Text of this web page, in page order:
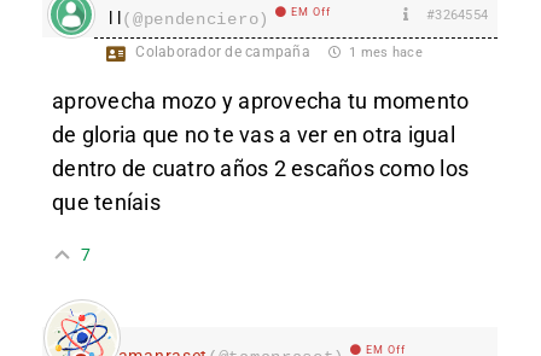
l l(@pendenciero) EM Off #3264554
Colaborador de campaña 1 mes hace
aprovecha mozo y aprovecha tu momento
de gloria que no te vas a ver en otra igual
dentro de cuatro años 2 escaños como los
que teníais
7
EM Off